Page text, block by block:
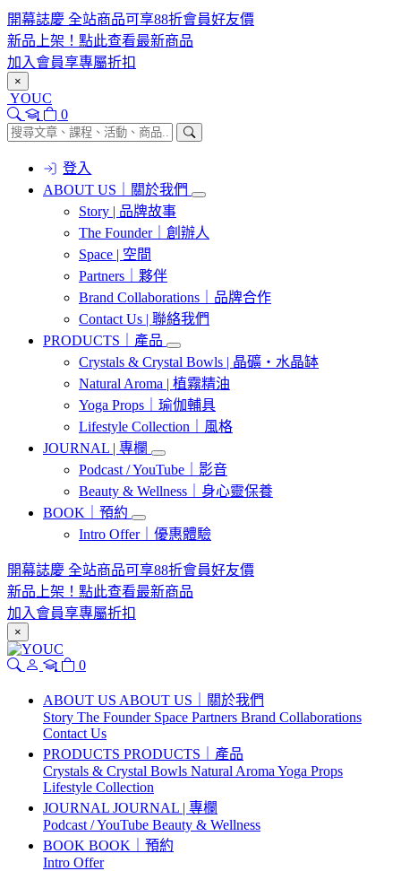
開幕誌慶 全站商品可享88折會員好友價
新品上架！點此查看最新商品
加入會員享專屬折扣
×
YOUC
0
登入
ABOUT US｜關於我們
Story | 品牌故事
The Founder｜創辦人
Space | 空間
Partners｜夥伴
Brand Collaborations｜品牌合作
Contact Us | 聯絡我們
PRODUCTS｜產品
Crystals & Crystal Bowls | 晶礦・水晶缽
Natural Aroma | 植霧精油
Yoga Props｜瑜伽輔具
Lifestyle Collection｜風格
JOURNAL | 專欄
Podcast / YouTube｜影音
Beauty & Wellness｜身心靈保養
BOOK｜預約
Intro Offer｜優惠體驗
開幕誌慶 全站商品可享88折會員好友價
新品上架！點此查看最新商品
加入會員享專屬折扣
×
0
ABOUT US ABOUT US｜關於我們
Story The Founder Space Partners Brand Collaborations
Contact Us
PRODUCTS PRODUCTS｜產品
Crystals & Crystal Bowls Natural Aroma Yoga Props
Lifestyle Collection
JOURNAL JOURNAL | 專欄
Podcast / YouTube Beauty & Wellness
BOOK BOOK｜預約
Intro Offer